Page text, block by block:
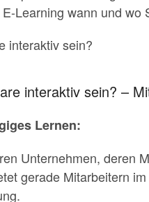
Learning wann und wo
interaktiv sein?
interaktiv sein? –
Lernen:
Unternehmen, deren
gerade Mitarbeitern